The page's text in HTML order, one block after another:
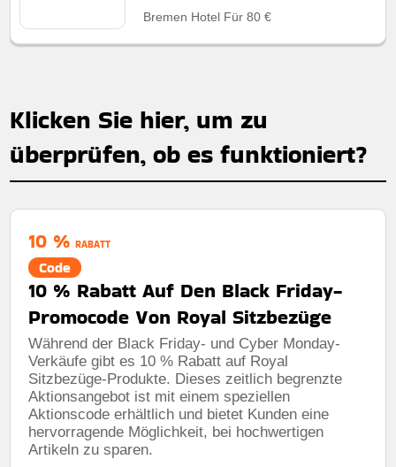
Bremen Hotel Für 80 €
Klicken Sie hier, um zu
überprüfen, ob es funktioniert?
10 % RABATT
Code
10 % Rabatt Auf Den Black Friday-
Promocode Von Royal Sitzbezüge
Während der Black Friday- und Cyber ​​Monday-
Verkäufe gibt es 10 % Rabatt auf Royal
Sitzbezüge-Produkte. Dieses zeitlich begrenzte
Aktionsangebot ist mit einem speziellen
Aktionscode erhältlich und bietet Kunden eine
hervorragende Möglichkeit, bei hochwertigen
Artikeln zu sparen.